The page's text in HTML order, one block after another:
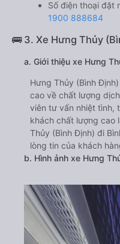
Số điện thoại đặt
1900 888684
🚌 3. Xe Hưng Thủy
a. Giới thiệu xe Hưng
Hưng Thủy (Bình
cao về chất lượng
viên tư vấn nhiệt tình,
khách chất lượng cao
Thủy (Bình Định) đi
lòng tin của khách
b. Hình ảnh xe Hưng